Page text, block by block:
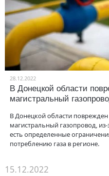
28.12.2022
В Донецкой области
магистральный
В Донецкой области поврежден
магистральный газопровод, из-
есть определенные
потреблению газа в регионе.
15.12.2022